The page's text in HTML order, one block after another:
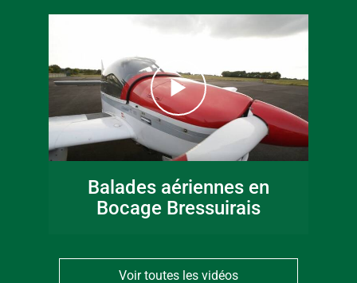
Balades aériennes en
Bocage Bressuirais
Voir toutes les vidéos